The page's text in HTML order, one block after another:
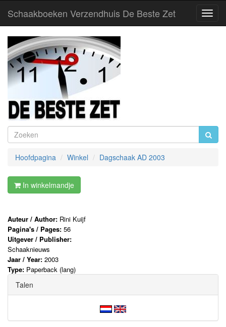
Schaakboeken Verzendhuis De Beste Zet
Hoofdpagina Winkel Dagschaak AD 2003
In winkelmandje
Auteur / Author: Rini Kuijf
Pagina's / Pages: 56
Uitgever / Publisher:
Schaaknieuws
Jaar / Year: 2003
Type: Paperback (lang)
Talen